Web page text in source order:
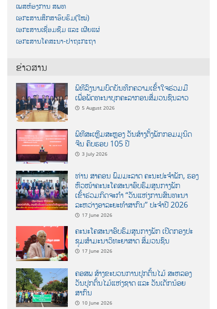
ເພສຫ້ອງການ ສພທ
ເອກະສານສຶກສາອົບຮົມ(ໃໝ່)
ເອກະສານເຊື່ອມຊືມ ແລະ ເຜີຍແຜ່
ເອກະສານໂຄສະນາ-ປາຖະກະຖາ
ຂ່າວສານ
ພິທີລົງນາມບົດບັນທຶກຄວາມເຂົ້າໃຈຮ່ວມມື
ເພື່ອພັດທະນາບຸກຄະລາກອນສື່ມວນຊົນລາວ
5 August 2026
ພິທີສະເຫຼີມສະຫຼອງ ວັນສ້າງຕັ້ງພັກກອມມູນິດ
ຈີນ ຄົບຮອບ 105 ປີ
3 July 2026
ທ່ານ ສາຄອນ ພົມມະລາດ ຄະນະປະຈໍາພັກ, ຮອງ
ຫົວໜ້າຄະນະໂຄສະນາອົບຮົມສູນກາງພັກ
ເຂົ້າຮ່ວມກິດຈະກຳ “ວັນແຫ່ງການສົນທະນາ
ລະຫວ່າງອາລະຍະທຳສາກົນ” ປະຈຳປີ 2026
17 June 2026
ຄະນະໂຄສະນາອົບຮົມສູນກາງພັກ ເປີດກອງປະ
ຊຸມສຳມະນາວິທະຍາສາດ ສຶ່ມວນຊົນ
17 June 2026
ຄອສພ ສ້າງຂະບວນການປູກຕົ້ນໄມ້ ສະຫລອງ
ວັນປູກຕົ້ນໄມ້ແຫ່ງຊາດ ແລະ ວັນເດັກນ້ອຍ
ສາກົນ
10 June 2026